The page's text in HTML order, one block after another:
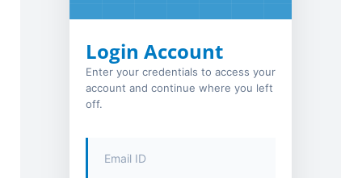
Login Account
Enter your credentials to access your
account and continue where you left
off.